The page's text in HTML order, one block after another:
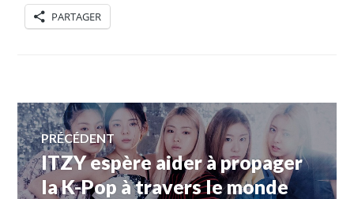
PARTAGER
Navigation
de
PRÉCÉDENT
Article
précédent :
ITZY espère aider à propager
la K-Pop à travers le monde